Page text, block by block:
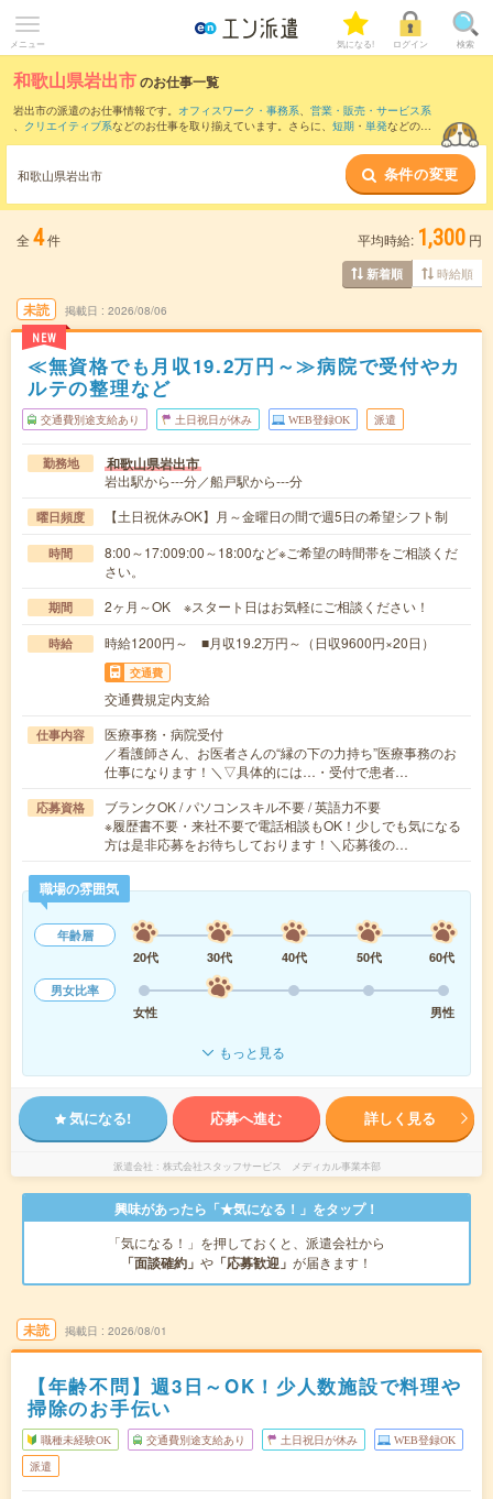
メニュー 気になる! ログイン 検索
和歌山県岩出市のお仕事一覧
岩出市の派遣のお仕事情報です。 オフィスワーク・事務系、 営業・販売・サービス系
、 クリエイティブ系などのお仕事を取り揃えています。さらに、 短期 ・ 単発などの期
また、和歌山市・泉南市
など隣接エリアのお仕事もご確
認いただけます。
和歌山県岩出市 条件の変更
全 4件 平均時給: 1,300 円
新着順 時給順
未読
NEW
掲載日 2026/08/06
≪無資格でも月収19.2万円～≫病院で受付やカ
ルテの整理など
交通費別途支給あり 土日祝日が休み WEB登録OK 派遣
勤務地 和歌山県岩出市
岩出駅から---分／船戸駅から---分
曜日頻度 【土日祝休みOK】月～金曜日の間で週5日の希望シフト制
時間
8:00～17:009:00～18:00など※ご希望の時間帯をご相談くだ
さい。
期間 2ヶ月～OK ※スタート日はお気軽にご相談ください！
時給 時給1200円～ ■月収19.2万円～（日収9600円×20日）
交通費
交通費規定内支給
仕事内容
医療事務・病院受付
／看護師さん、お医者さんの“縁の下の力持ち”医療事務のお
仕事になります！＼▽具体的には…・受付で患者…
応募資格
ブランクOK / パソコンスキル不要 / 英語力不要
※履歴書不要・来社不要で電話相談もOK！少しでも気になる
方は是非応募をお待ちしております！＼応募後の…
職場の雰囲気
年齢層
20代
30代 40代 50代
60代
男女比率
女性
男性
もっと見る
気になる! 応募へ進む 詳しく見る
派遣会社 株式会社スタッフサービス メディカル事業本部
興味があったら「★気になる！」をタップ！
「気になる！」を押しておくと、派遣会社から
「面談確約」 や 「応募歓迎」 が届きます！
未読 掲載日 2026/08/01
【年齢不問】週3日～OK！少人数施設で料理や
掃除のお手伝い
職種未経験OK 交通費別途支給あり 土日祝日が休み WEB登録OK
派遣